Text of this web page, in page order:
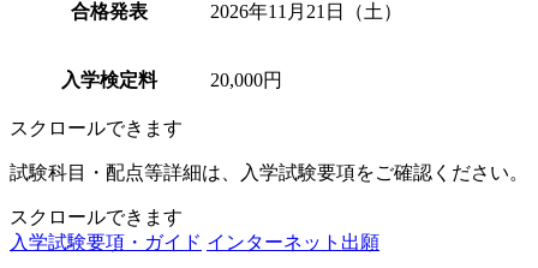
合格発表 2026年11月21日（土）
入学検定料 20,000円
スクロールできます
試験科目・配点等詳細は、入学試験要項をご確認ください。
スクロールできます
入学試験要項・ガイド インターネット出願